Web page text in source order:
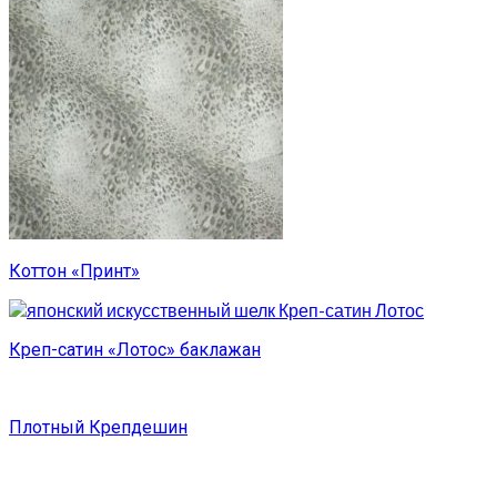
Коттон «Принт»
Креп-сатин «Лотос» баклажан
Плотный Крепдешин